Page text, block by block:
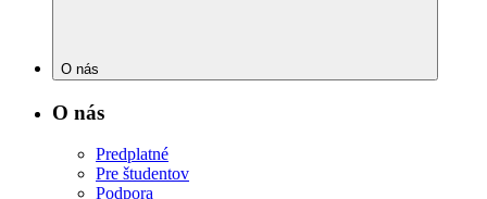
O nás
O nás
Predplatné
Pre študentov
Podpora